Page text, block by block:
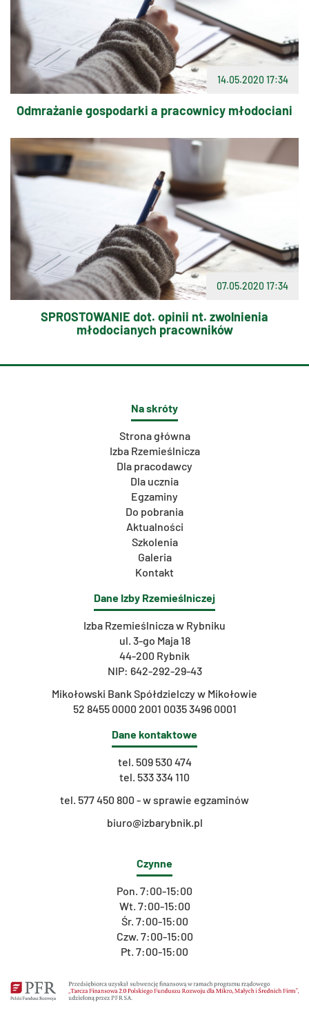
14.05.2020 17:34
Odmrażanie gospodarki a pracownicy młodociani
07.05.2020 17:34
SPROSTOWANIE dot. opinii nt. zwolnienia
młodocianych pracowników
Na skróty
Strona główna
Izba Rzemieślnicza
Dla pracodawcy
Dla ucznia
Egzaminy
Do pobrania
Aktualności
Szkolenia
Galeria
Kontakt
Dane Izby Rzemieślniczej
Izba Rzemieślnicza w Rybniku
ul. 3-go Maja 18
44-200 Rybnik
NIP: 642-292-29-43
Mikołowski Bank Spółdzielczy w Mikołowie
52 8455 0000 2001 0035 3496 0001
Dane kontaktowe
tel. 509 530 474
tel. 533 334 110
tel. 577 450 800 - w sprawie egzaminów
biuro@izbarybnik.pl
Czynne
Pon. 7:00-15:00
Wt. 7:00-15:00
Śr. 7:00-15:00
Czw. 7:00-15:00
Pt. 7:00-15:00